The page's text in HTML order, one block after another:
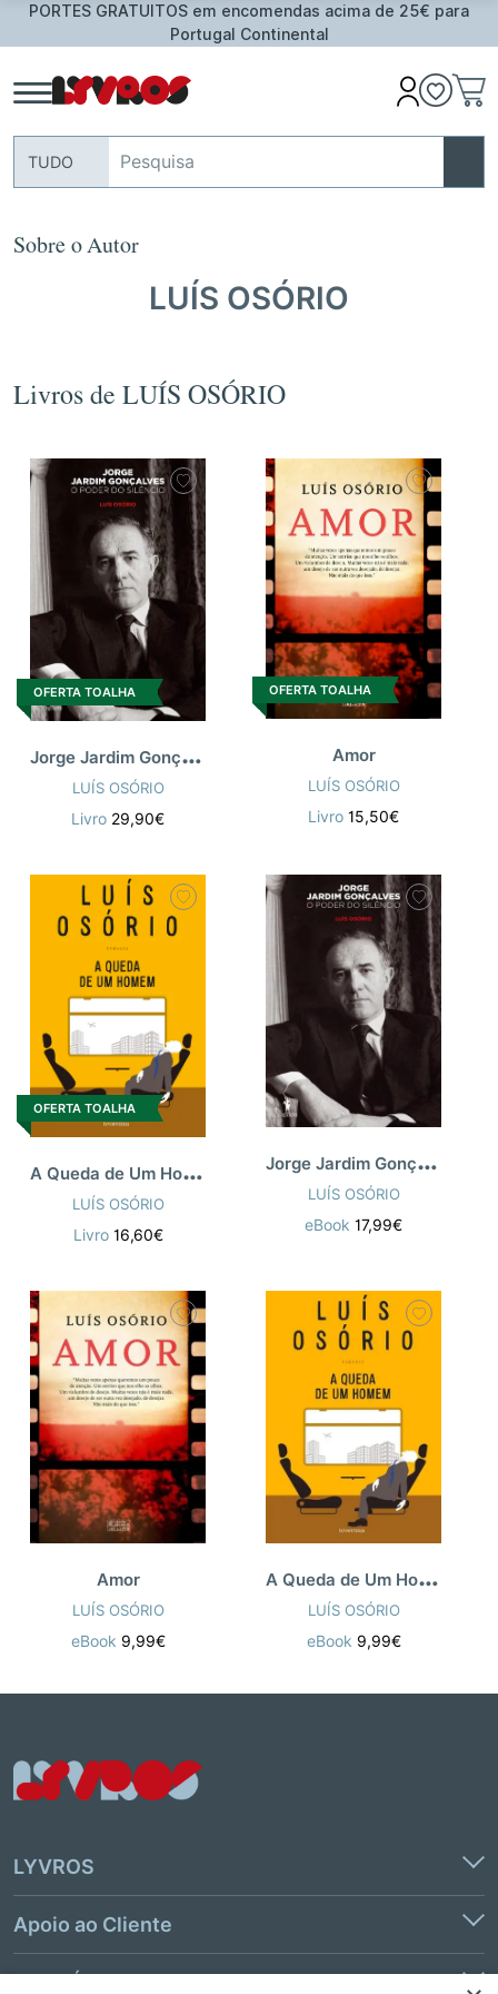
Oferta de Toalha de Praia em compras ≥ 30€ de
assinalados
TUDO
Sobre o Autor
LUÍS OSÓRIO
Livros de LUÍS OSÓRIO
OFERTA TOALHA
J
orge Jardim Gonçalves - O Poder do Silê
LUÍS OSÓRIO
Livro 29,90€
OFERTA TOALHA
Amor
LUÍS OSÓRIO
Livro 15,50€
OFERTA TOALHA
A
Queda de Um Homem
LUÍS OSÓRIO
Livro 16,60€
J
orge Jardim Gonçalves - O Poder do Silê
LUÍS OSÓRIO
eBook 17,99€
Amor
LUÍS OSÓRIO
eBook 9,99€
A
Queda de Um Homem
LUÍS OSÓRIO
eBook 9,99€
LYVROS
Apoio ao Cliente